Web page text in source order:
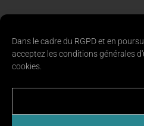
Dans le cadre du RGPD et en
acceptez les conditions générales
cookies.